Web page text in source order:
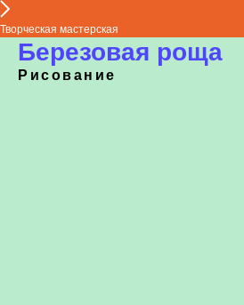
Творческая мастерская
Березовая роща
Рисование